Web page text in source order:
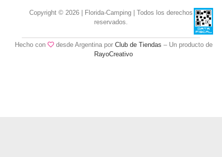
Copyright © 2026 | Florida-Camping | Todos los derechos
reservados.
Hecho con desde Argentina por Club de Tiendas – Un producto de
RayoCreativo